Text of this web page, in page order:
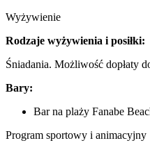
Wyżywienie
Rodzaje wyżywienia i posiłki:
Śniadania. Możliwość dopłaty
Bary:
Bar na plaży Fanabe
Program sportowy i animacyjny